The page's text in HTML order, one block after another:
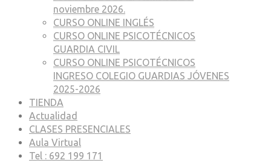
noviembre 2026.
CURSO ONLINE INGLÉS
CURSO ONLINE PSICOTÉCNICOS
GUARDIA CIVIL
CURSO ONLINE PSICOTÉCNICOS
INGRESO COLEGIO GUARDIAS JÓVENES
2025-2026
TIENDA
Actualidad
CLASES PRESENCIALES
Aula Virtual
Tel : 692 199 171